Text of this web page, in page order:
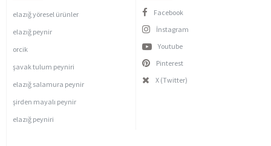
elazığ yöresel ürünler
elazığ peynir
orcik
şavak tulum peyniri
elazığ salamura peynir
şirden mayalı peynir
elazığ peyniri
Facebook
İnstagram
Youtube
Pinterest
X (Twitter)